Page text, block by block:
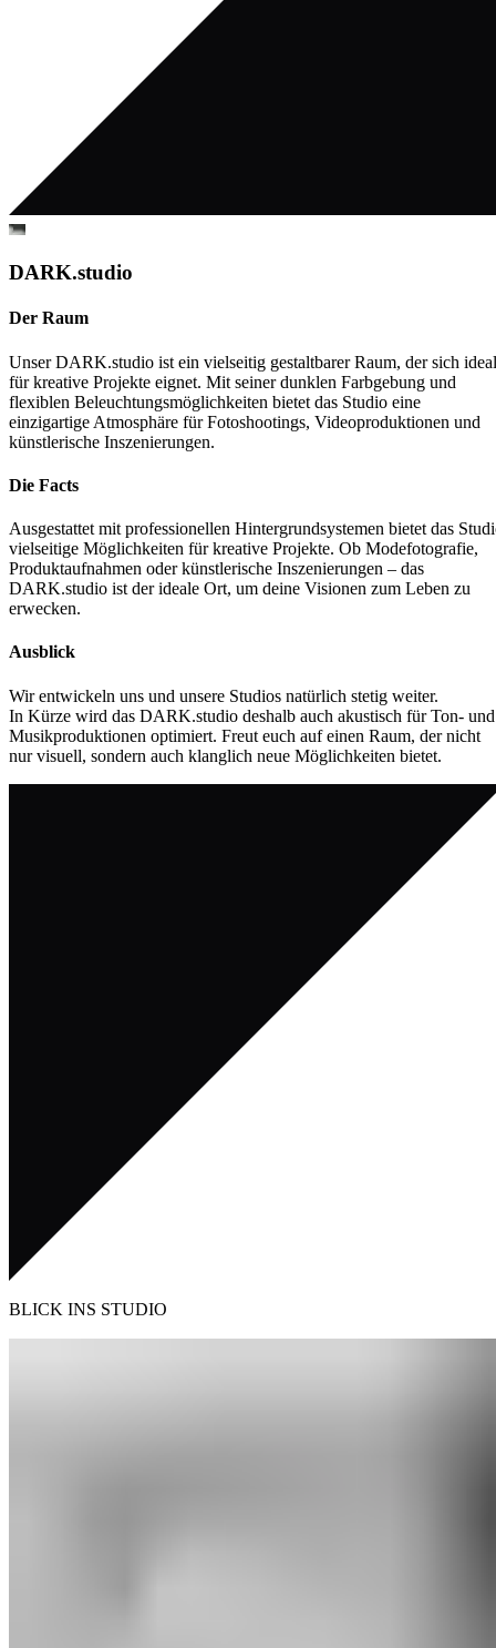
DARK.studio
Der Raum
Unser DARK.studio ist ein vielseitig gestaltbarer Raum, der sich ideal
für kreative Projekte eignet. Mit seiner dunklen Farbgebung und
flexiblen Beleuchtungsmöglichkeiten bietet das Studio eine
einzigartige Atmosphäre für Fotoshootings, Videoproduktionen und
künstlerische Inszenierungen.
Die Facts
Ausgestattet mit professionellen Hintergrundsystemen bietet das
vielseitige Möglichkeiten für kreative Projekte. Ob Modefotografie,
Produktaufnahmen oder künstlerische Inszenierungen – das
DARK.studio ist der ideale Ort, um deine Visionen zum Leben zu
erwecken.
Ausblick
Wir entwickeln uns und unsere Studios natürlich stetig weiter.
In Kürze wird das DARK.studio deshalb auch akustisch für Ton- und
Musikproduktionen optimiert. Freut euch auf einen Raum, der nicht
nur visuell, sondern auch klanglich neue Möglichkeiten bietet.
BLICK INS STUDIO